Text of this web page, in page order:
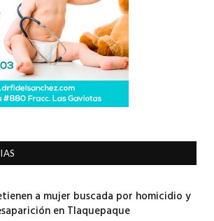
a mujer buscada por homicidio y
en Tlaquepaque